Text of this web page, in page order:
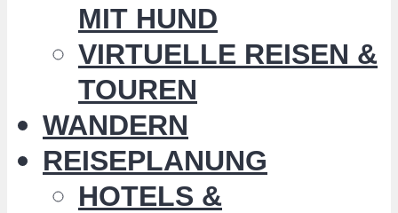
MIT HUND
VIRTUELLE REISEN &
TOUREN
WANDERN
REISEPLANUNG
HOTELS &